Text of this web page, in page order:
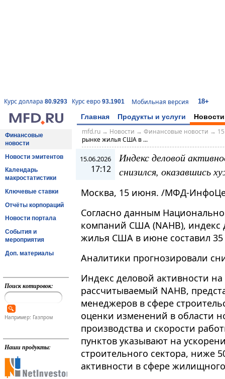
Курс доллара 80.9293 Курс евро 93.1901 Мобильная версия 18+
Главная Продукты и услуги Новости
Финансовые
новости
Новости эмитентов
Календарь
макростатистики
Ключевые ставки
Отчёты корпораций
Новости портала
События и
мероприятия
Доп. материалы
Поиск котировок:
Например: Газпром
Наши продукты:
mfd.ru→ Новости → Финансовые новости →
рынке жилья США в ...
15.06.2026
17:12
Индекс деловой
снизился, оказавшись
Москва, 15 июня. /МФД-
Согласно данным
компаний США (NAHB), индекс
жилья США в июне составил 35
Аналитики прогнозировали
Индекс деловой активности
рассчитываемый NAHB,
менеджеров в сфере
оценки изменений в области
производства и скорости
пунктов указывают на
строительного сектора, ниже
активности в сфере